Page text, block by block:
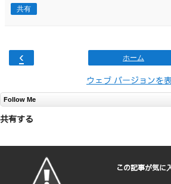
共有
‹ ホーム
ウェブ バージョンを
Follow Me
共有する
この記事が気に